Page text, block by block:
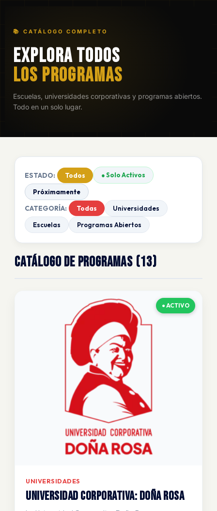
📚 CATÁLOGO COMPLETO
EXPLORA TODOS
LOS PROGRAMAS
Escuelas, universidades corporativas y programas abiertos.
Todo en un solo lugar.
ESTADO: Todos ● Solo Activos
Próximamente
CATEGORÍA: Todas Universidades
Escuelas Programas Abiertos
CATÁLOGO DE PROGRAMAS (13)
● ACTIVO
UNIVERSIDADES
Universidad Corporativa: DOÑA ROSA